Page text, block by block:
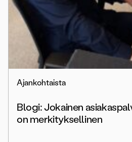
Ajankohtaista
Blogi: Jokainen
on merkityksellinen